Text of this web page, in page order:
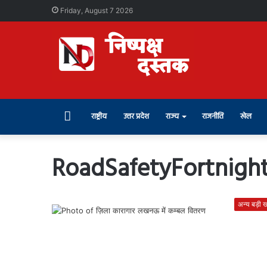
Friday, August 7 2026
राष्ट्रीय उत्तर प्रदेश राज्य राजनीति खेल
अन्य बड़ी